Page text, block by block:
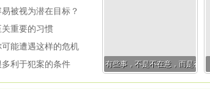
被视为潜在目标？
重要的习惯
能遭遇这样的危机
利于犯案的条件
有些事，不是不在意，而是在